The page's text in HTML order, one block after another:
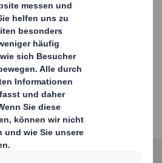
and next buttons to move
des Bildes